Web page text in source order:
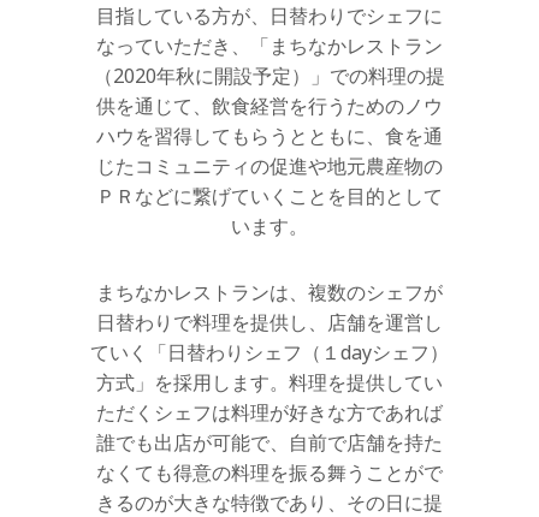
目指している方が、日替わりでシェフに
なっていただき、「まちなかレストラン
（2020年秋に開設予定）」での料理の提
供を通じて、飲食経営を行うためのノウ
ハウを習得してもらうとともに、食を通
じたコミュニティの促進や地元農産物の
ＰＲなどに繋げていくことを目的として
います。
まちなかレストランは、複数のシェフが
日替わりで料理を提供し、店舗を運営し
ていく「日替わりシェフ（１dayシェフ）
方式」を採用します。料理を提供してい
ただくシェフは料理が好きな方であれば
誰でも出店が可能で、自前で店舗を持た
なくても得意の料理を振る舞うことがで
きるのが大きな特徴であり、その日に提